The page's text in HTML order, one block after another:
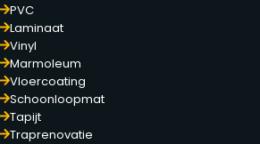
PVC
Laminaat
Vinyl
Marmoleum
Vloercoating
Schoonloopmat
Tapijt
Traprenovatie